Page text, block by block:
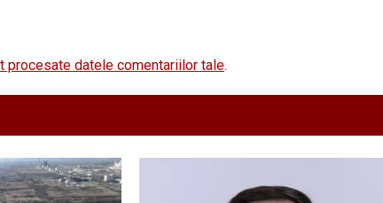
procesate datele comentariilor tale.